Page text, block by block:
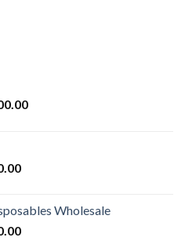
Plage
Plage
€400.00
à
Wholesale
Plage